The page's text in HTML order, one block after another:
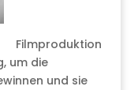
Filmproduktion
um die
und sie